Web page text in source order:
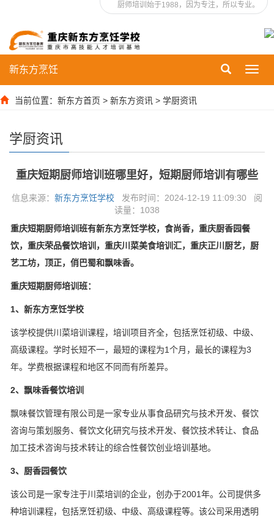
厨师培训始于1988，因为专注，所以专业。
新东方烹饪
当前位置： 新东方首页 > 新东方资讯 > 学厨资讯
学厨资讯
重庆短期厨师培训班哪里好，短期厨师培训有哪些
信息来源： 新东方烹饪学校 发布时间：2024-12-19 11:09:30 阅
读量： 1038
重庆短期厨师培训班有新东方烹饪学校，食尚香，重庆厨香园餐
饮，重庆荣品餐饮培训，重庆川菜美食培训汇，重庆正川厨艺，厨
艺工坊，顶正，俏巴蜀和飘味香。
重庆短期厨师培训班：
1、新东方烹饪学校
该学校提供川菜培训课程，培训项目齐全，包括烹饪初级、中级、
高级课程。学时长短不一，最短的课程为1个月，最长的课程为3
年。学费根据课程和地区不同而有所差异。
2、飘味香餐饮培训
飘味餐饮管理有限公司是一家专业从事食品研究与技术开发、餐饮
咨询与策划服务、餐饮文化研究与技术开发、餐饮技术转让、食品
加工技术咨询与技术转让的综合性餐饮创业培训基地。
3、厨香园餐饮
该公司是一家专注于川菜培训的企业，创办于2001年。公司提供多
种培训课程，包括烹饪初级、中级、高级课程等。该公司采用透明